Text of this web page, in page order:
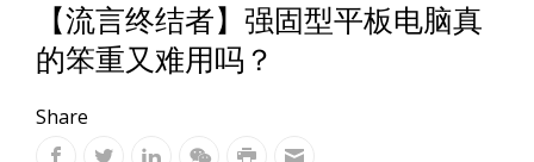
【流言终结者】强固型平板电脑真
的笨重又难用吗？
Share